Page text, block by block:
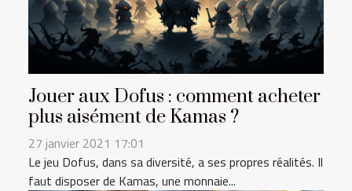
Jouer aux Dofus : comment acheter
plus aisément de Kamas ?
27 janvier 2021 17:01
Le jeu Dofus, dans sa diversité, a ses propres réalités. Il
faut disposer de Kamas, une monnaie...